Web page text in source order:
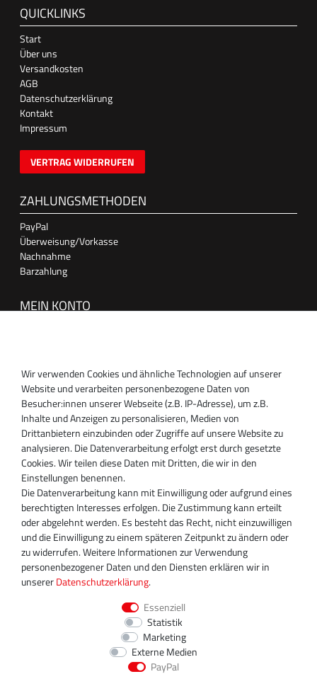
QUICKLINKS
Start
Über uns
Versandkosten
AGB
Datenschutzerklärung
Kontakt
Impressum
VERTRAG WIDERRUFEN
ZAHLUNGSMETHODEN
PayPal
Überweisung/Vorkasse
Nachnahme
Barzahlung
MEIN KONTO
SUPPORT
Inhaber:
Magnos Turbosystems GmbH
Miraustraße 27-29
D-13509 Berlin
+49 30 340 606 740
+49 30 340 606 740
+49 30 340 606 745
info@turboservice24.de
Aktuelle Öffnungszeiten
Mo-Fr: 08:00 Uhr - 18:00 Uhr
Sa: geschlossen
Wir verwenden Cookies und ähnliche Technologien auf unserer
Website und verarbeiten personenbezogene Daten von
Besucher:innen unserer Webseite (z.B. IP-Adresse), um z.B.
Inhalte und Anzeigen zu personalisieren, Medien von
Drittanbietern einzubinden oder Zugriffe auf unsere Website zu
analysieren. Die Datenverarbeitung erfolgt erst durch gesetzte
Cookies. Wir teilen diese Daten mit Dritten, die wir in den
Einstellungen benennen.
Die Datenverarbeitung kann mit Einwilligung oder aufgrund eines
berechtigten Interesses erfolgen. Die Zustimmung kann erteilt
oder abgelehnt werden. Es besteht das Recht, nicht einzuwilligen
und die Einwilligung zu einem späteren Zeitpunkt zu ändern oder
zu widerrufen. Weitere Informationen zur Verwendung
personenbezogener Daten und den Diensten erklären wir in
unsererDaten­schutz­erklärung.
Essenziell
Statistik
Marketing
Externe Medien
PayPal